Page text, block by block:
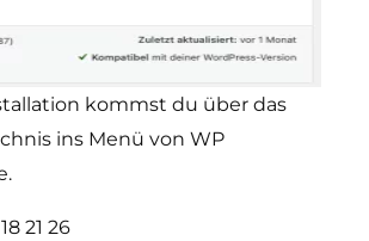
kommst du über das
ins Menü von WP